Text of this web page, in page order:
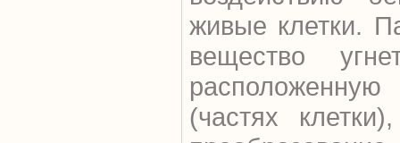
живые клетки.
вещество
(частях